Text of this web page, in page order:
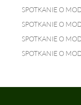
SPOTKANIE O
SPOTKANIE O
SPOTKANIE O
SPOTKANIE O